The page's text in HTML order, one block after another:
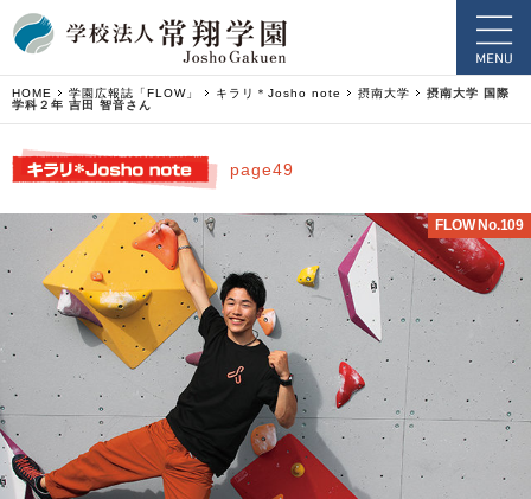
HOME 学園広報誌「FLOW」 キラリ＊Josho note 摂南大学
摂南大学 国際
学科２年 吉田 智音さん
page49
FLOW No.109